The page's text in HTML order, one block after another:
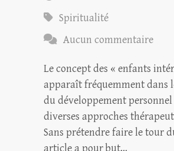
Spiritualité
Aucun commentaire
Le concept des « enfants
apparaît fréquemment dans
du développement personnel
diverses approches
Sans prétendre faire le tour
article a pour but…